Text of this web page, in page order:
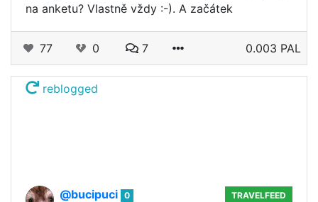
na anketu? Vlastně vždy :-). A začátek
77 0 7 0.003 PAL
reblogged
@bucipuci 0
TRAVELFEED